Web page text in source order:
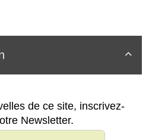

de ce site, inscrivez-
Newsletter.